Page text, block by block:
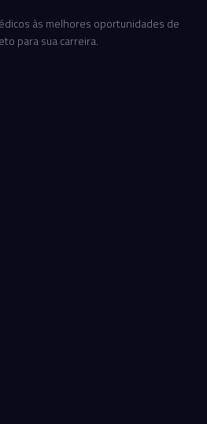
às melhores oportunidades de
para sua carreira.